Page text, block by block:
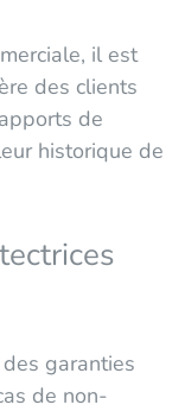
il est
des clients
de
historique de
garanties
de non-